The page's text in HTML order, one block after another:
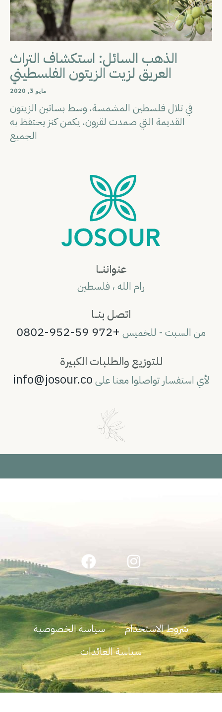
الذهب السائل: استكشاف التراث
العريق لزيت الزيتون الفلسطيني
مايو 3, 2020
في تلال فلسطين المشمسة، وسط بساتين الزيتون
القديمة التي صمدت لقرون، يكمن كنز يحتفظ به
الجميع
عنواننــا
رام الله ، فلسطين
اتصل بنــا
من السبت - للخميس +972 59-952-0802
للتوزيع والطلبات الكبيرة
لأي استفسار تواصلوا معنا على info@josour.co
شروط الاستخدام
سياسة الخصوصية
سياسة العائدات